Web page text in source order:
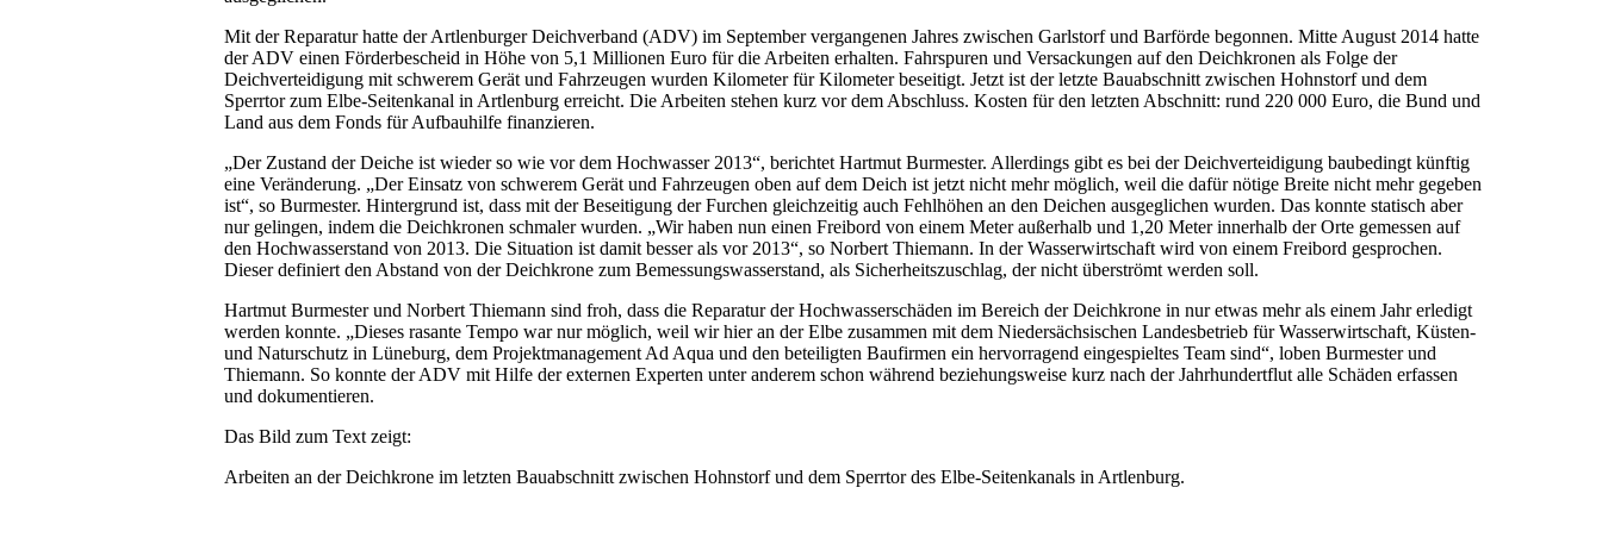
Mit der Reparatur hatte der Artlenburger Deichverband (ADV) im September vergangenen Jahres zwischen Garlstorf und Barförde begonnen. Mitte August 2014 hatte
der ADV einen Förderbescheid in Höhe von 5,1 Millionen Euro für die Arbeiten erhalten. Fahrspuren und Versackungen auf den Deichkronen als Folge der
Deichverteidigung mit schwerem Gerät und Fahrzeugen wurden Kilometer für Kilometer beseitigt. Jetzt ist der letzte Bauabschnitt zwischen Hohnstorf und dem
Sperrtor zum Elbe-Seitenkanal in Artlenburg erreicht. Die Arbeiten stehen kurz vor dem Abschluss. Kosten für den letzten Abschnitt: rund 220 000 Euro, die Bund und
Land aus dem Fonds für Aufbauhilfe finanzieren.
„Der Zustand der Deiche ist wieder so wie vor dem Hochwasser 2013“, berichtet Hartmut Burmester. Allerdings gibt es bei der Deichverteidigung baubedingt künftig
eine Veränderung. „Der Einsatz von schwerem Gerät und Fahrzeugen oben auf dem Deich ist jetzt nicht mehr möglich, weil die dafür nötige Breite nicht mehr gegeben
ist“, so Burmester. Hintergrund ist, dass mit der Beseitigung der Furchen gleichzeitig auch Fehlhöhen an den Deichen ausgeglichen wurden. Das konnte statisch aber
nur gelingen, indem die Deichkronen schmaler wurden. „Wir haben nun einen Freibord von einem Meter außerhalb und 1,20 Meter innerhalb der Orte gemessen auf
den Hochwasserstand von 2013. Die Situation ist damit besser als vor 2013“, so Norbert Thiemann. In der Wasserwirtschaft wird von einem Freibord gesprochen.
Dieser definiert den Abstand von der Deichkrone zum Bemessungswasserstand, als Sicherheitszuschlag, der nicht überströmt werden soll.
Hartmut Burmester und Norbert Thiemann sind froh, dass die Reparatur der Hochwasserschäden im Bereich der Deichkrone in nur etwas mehr als einem Jahr erledigt
werden konnte. „Dieses rasante Tempo war nur möglich, weil wir hier an der Elbe zusammen mit dem Niedersächsischen Landesbetrieb für Wasserwirtschaft, Küsten-
und Naturschutz in Lüneburg, dem Projektmanagement Ad Aqua und den beteiligten Baufirmen ein hervorragend eingespieltes Team sind“, loben Burmester und
Thiemann. So konnte der ADV mit Hilfe der externen Experten unter anderem schon während beziehungsweise kurz nach der Jahrhundertflut alle Schäden erfassen
und dokumentieren.
Das Bild zum Text zeigt:
Arbeiten an der Deichkrone im letzten Bauabschnitt zwischen Hohnstorf und dem Sperrtor des Elbe-Seitenkanals in Artlenburg.